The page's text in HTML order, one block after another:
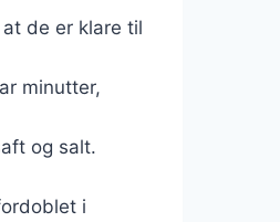
de er klare til
minutter,
og salt.
i